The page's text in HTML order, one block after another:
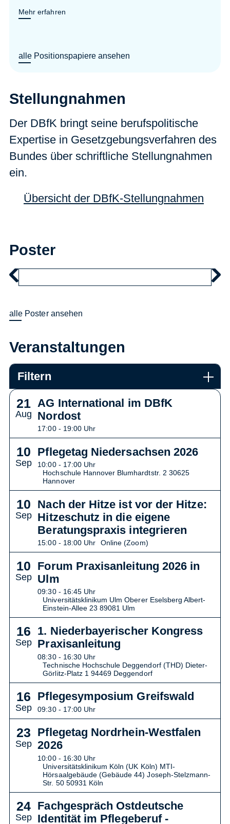
Mehr erfahren
alle Positionspapiere ansehen
Stellungnahmen
Der DBfK bringt seine berufspolitische
Expertise in Gesetzgebungsverfahren des
Bundes über schriftliche Stellungnahmen
ein.
Übersicht der DBfK-Stellungnahmen
Poster
alle Poster ansehen
Veranstaltungen
Filtern
21
Aug
AG International im DBfK
Nordost
17:00 - 19:00 Uhr
10
Sep
Pflegetag Niedersachsen 2026
10:00 - 17:00 Uhr
Hochschule Hannover Blumhardtstr. 2 30625
Hannover
10
Sep
Nach der Hitze ist vor der Hitze:
Hitzeschutz in die eigene
Beratungspraxis integrieren
15:00 - 18:00 Uhr Online (Zoom)
10
Sep
Forum Praxisanleitung 2026 in
Ulm
09:30 - 16:45 Uhr
Universitätsklinikum Ulm Oberer Eselsberg Albert-
Einstein-Allee 23 89081 Ulm
16
Sep
1. Niederbayerischer Kongress
Praxisanleitung
08:30 - 16:30 Uhr
Technische Hochschule Deggendorf (THD) Dieter-
Görlitz-Platz 1 94469 Deggendorf
16
Sep
Pflegesymposium Greifswald
09:30 - 17:00 Uhr
23
Sep
Pflegetag Nordrhein-Westfalen
2026
10:00 - 16:30 Uhr
Universitätsklinikum Köln (UK Köln) MTI-
Hörsaalgebäude (Gebäude 44) Joseph-Stelzmann-
Str. 50 50931 Köln
24
Sep
Fachgespräch Ostdeutsche
Identität im Pflegeberuf -